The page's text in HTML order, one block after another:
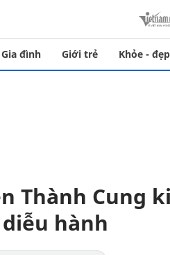
Gia đình Giới trẻ Khỏe - đẹp
Thành Cung
hành